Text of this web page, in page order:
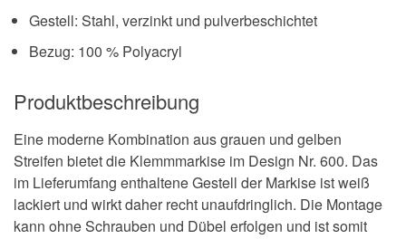
Gestell: Stahl, verzinkt und pulverbeschichtet
Bezug: 100 % Polyacryl
Produktbeschreibung
Eine moderne Kombination aus grauen und gelben
Streifen bietet die Klemmmarkise im Design Nr. 600. Das
im Lieferumfang enthaltene Gestell der Markise ist weiß
lackiert und wirkt daher recht unaufdringlich. Die Montage
kann ohne Schrauben und Dübel erfolgen und ist somit